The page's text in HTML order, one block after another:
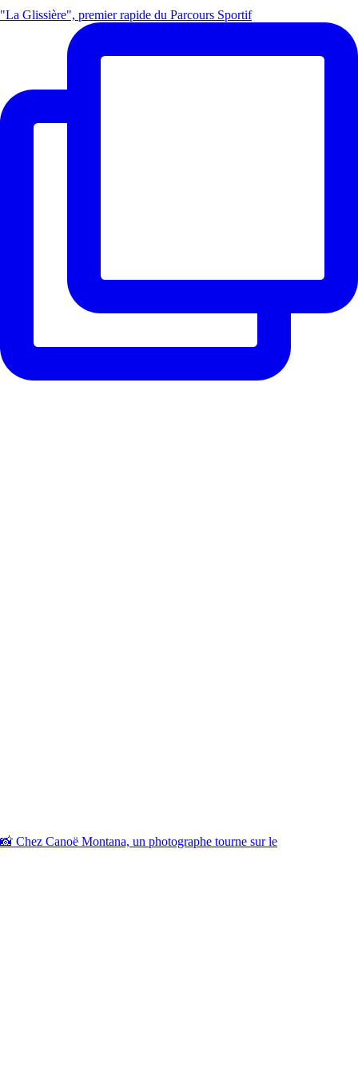
"La Glissière", premier rapide du Parcours Sportif
📸 Chez Canoë Montana, un photographe tourne sur le